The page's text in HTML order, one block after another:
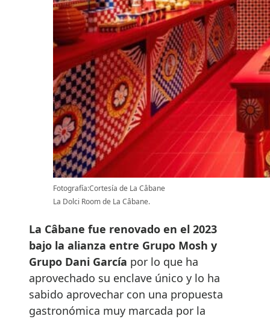
Fotografía:Cortesía de La Câbane
La Dolci Room de La Câbane.
La Câbane fue renovado en el 2023
bajo la alianza entre Grupo Mosh y
Grupo Dani García por lo que ha
aprovechado su enclave único y lo ha
sabido aprovechar con una propuesta
gastronómica muy marcada por la